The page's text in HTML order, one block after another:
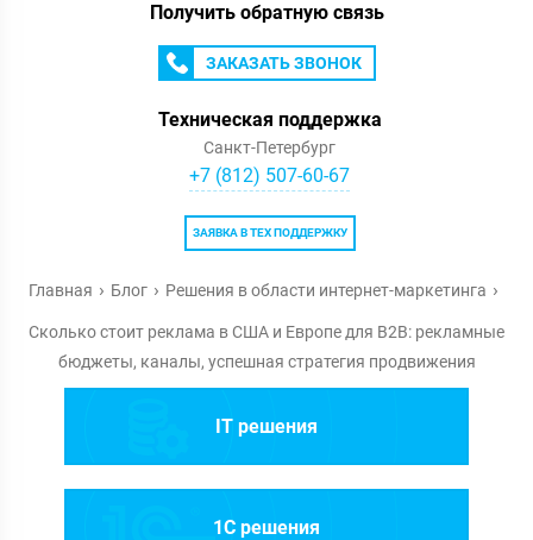
Получить обратную связь
ЗАКАЗАТЬ ЗВОНОК
Техническая поддержка
Санкт-Петербург
+7 (812) 507-60-67
ЗАЯВКА В ТЕХ ПОДДЕРЖКУ
Главная Блог Решения в области интернет-маркетинга
Сколько стоит реклама в США и Европе для B2B: рекламные
бюджеты, каналы, успешная стратегия продвижения
IT решения
1C решения